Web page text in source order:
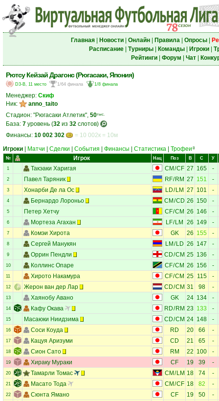
Главная| Новости| Онлайн| Правила| Опросы|
Расписание| Турниры| Команды| Игроки|
Рейтинги| Форум Чат|
Рютсу Кейзай Драгонс (Рюгасаки, Япония)
D3-B, 11 место 1/64 финала 1/8 финала
Менеджер: Cкиф
Ник:
anno_taito
Стадион: "Рюгасаки Атлетик", 50тыс.
База: 7 уровень (32 из 32 слотов)
Финансы: 10 002 302
= 10 002к = 10м
Игроки
Матчи Сделки События Финансы Статистика Трофеи 8
№ Игрок Нац Поз В С У
1 Такэаки Харигая CM /CF 27 165 -
2 Павел Таряник RF/ RM 27 151 -
3 Хонарби Де ла Ос LD/ LM 27 101 -
4 Бернардо Лороньо CM /CD 26 150 -
5 Петер Хетчу CF/CM 26 146 -
6 Мортеза Агахан LF/ LM 26 149 -
7 Комэи Хирота GK 26 155 -
8 Сергей Манукян LM / LD 26 147 -
9 Оррин Пендли CD/CM 25 136 -
10 Коллинс Опаре CF/CM 26 156 -
11 Хирото Накамура CF/CM 25 115 -
12 Жерон ван дер Лар CD/CM 31 98 -
13 Хаянобу Авано GK 24 134 -
14 Кафу Окава RD/ RM 23 133 -
15 Масаюки Ниидзима CD/CM 24 148 -
16 Соси Коуда RD 20 66 -
17 Кацуя Аризуми CD 21 65 -
18 Сион Сато RM 22 100 -
19 Хираку Мураки CF 19 39 -
20 Тамарли Томас CM /LM 18 74 -
21 Масато Тода CM /CF 18 82 -
22 Сюнта Ямано CF 19 50 -